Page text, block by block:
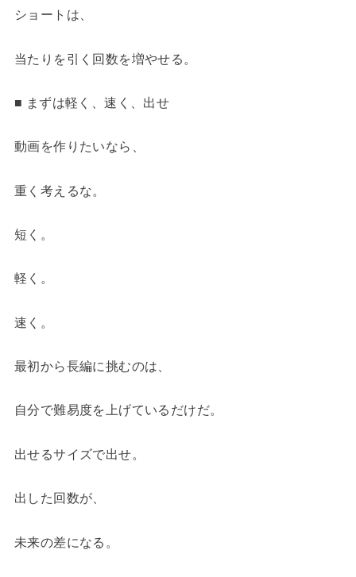
ショートは、
当たりを引く回数を増やせる。
■ まずは軽く、速く、出せ
動画を作りたいなら、
重く考えるな。
短く。
軽く。
速く。
最初から長編に挑むのは、
自分で難易度を上げているだけだ。
出せるサイズで出せ。
出した回数が、
未来の差になる。